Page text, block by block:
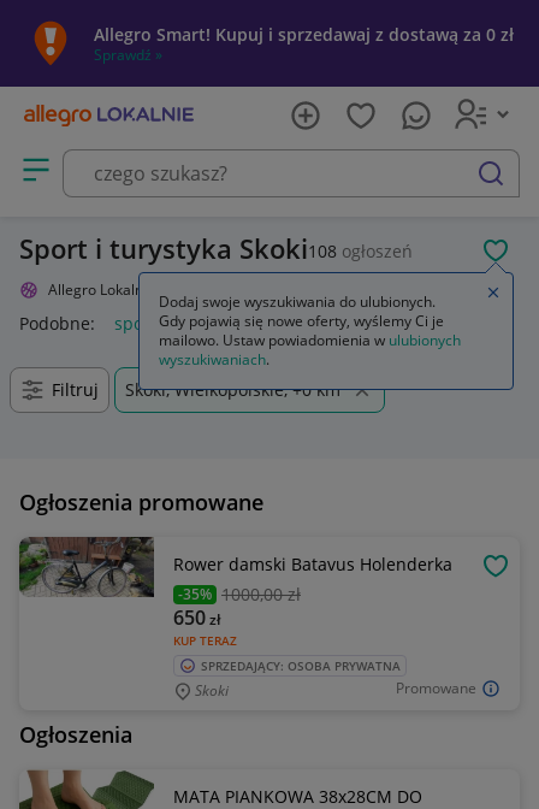
Allegro Smart! Kupuj i sprzedawaj z dostawą za 0 zł
Sprawdź »
Otwórz menu z kategoriami
szukaj
Sport i turystyka Skoki108 ogłoszeń
Allegro Lokalnie
Podobne: sport i turystyka allegro sport i turystyka
Filtruj Skoki, Wielkopolskie, +0 km
Ogłoszenia promowane
Promowane
Rower damski Batavus Holenderka
-35% 1000,00 zł
KUP TERAZ
650zł
SPRZEDAJĄCY: OSOBA PRYWATNA
Skoki
Ogłoszenia
MATA PIANKOWA 38x28CM DO
Dodaj swoje wyszukiwania do ulubionych.
Gdy pojawią się nowe oferty, wyślemy Ci je
mailowo. Ustaw powiadomienia w ulubionych
wyszukiwaniach.